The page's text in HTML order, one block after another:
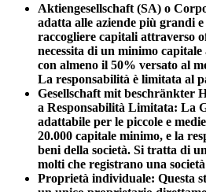
Aktiengesellschaft (SA) o
adatta alle aziende più grandi
raccogliere capitali attraverso
necessita di un minimo
con almeno il 50% versato al
La responsabilità è limitata al
Gesellschaft mit beschränkter
a Responsabilità Limitata: La
adattabile per le piccole e
20.000 capitale minimo, e la
beni della società. Si tratta di
molti che registrano una
Proprietà individuale: Questa